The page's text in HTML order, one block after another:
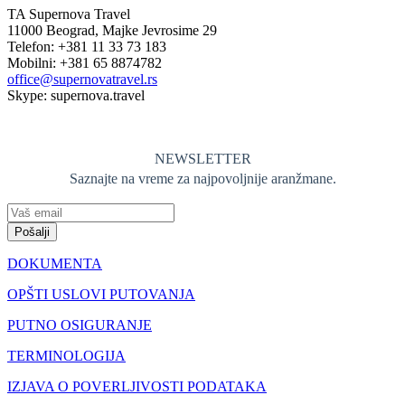
TA Supernova Travel
11000 Beograd, Majke Jevrosime 29
Telefon: +381 11 33 73 183
Mobilni: +381 65 8874782
office@supernovatravel.rs
Skype: supernova.travel
NEWSLETTER
Saznajte na vreme za najpovoljnije aranžmane.
Pošalji
DOKUMENTA
OPŠTI USLOVI PUTOVANJA
PUTNO OSIGURANJE
TERMINOLOGIJA
IZJAVA O POVERLJIVOSTI PODATAKA